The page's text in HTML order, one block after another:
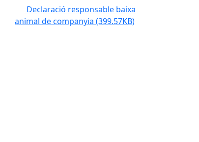
Declaració responsable baixa
animal de companyia (399.57KB)